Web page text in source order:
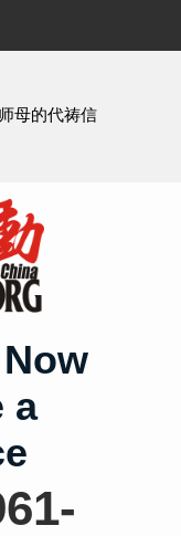
母的代祷信
a